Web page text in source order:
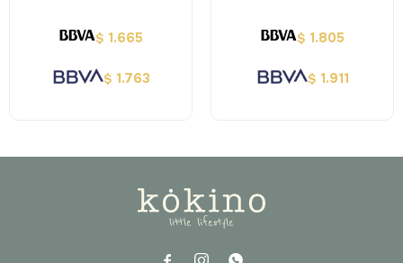
$ 1.665
$ 1.763
$ 1.805
$ 1.911